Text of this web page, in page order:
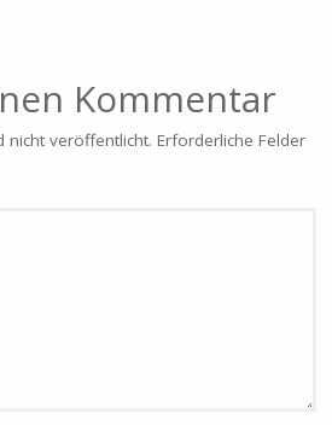
Kommentar
nicht veröffentlicht. Erforderliche Felder